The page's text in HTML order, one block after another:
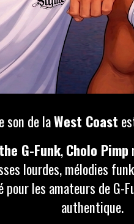
son de laWest Coast
G-Funk,Cholo Pimp
lourdes, mélodies
les amateurs de G-
authentique.